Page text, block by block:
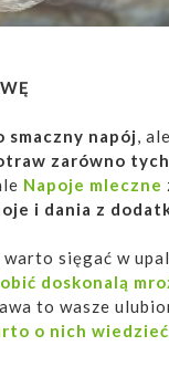
smaczny napój,
zarówno
Napoje mleczne
i dania z
warto sięgać w
doskonalą
to wasze
o nich